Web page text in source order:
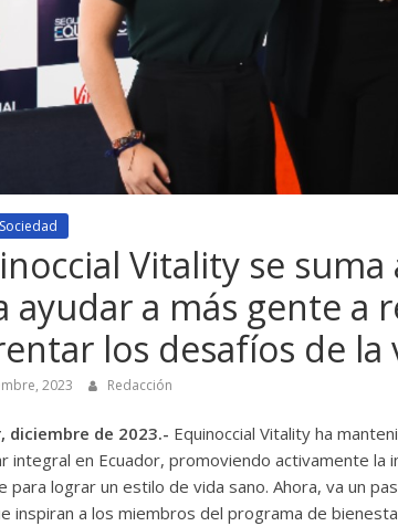
Sociedad
Vitality se suma
ayudar a más gente a
los desafíos de la
2023 Redacción
diciembre de 2023.- Equinoccial Vitality ha
integral en Ecuador, promoviendo activamente la
para lograr un estilo de vida sano. Ahora, va un
inspiran a los miembros del programa de